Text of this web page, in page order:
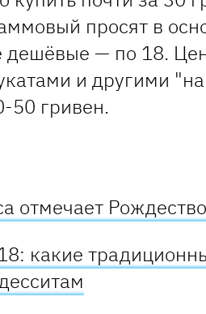
просят в
дешёвые — по 18.
и другими
50 гривен.
отмечает Рождество
какие